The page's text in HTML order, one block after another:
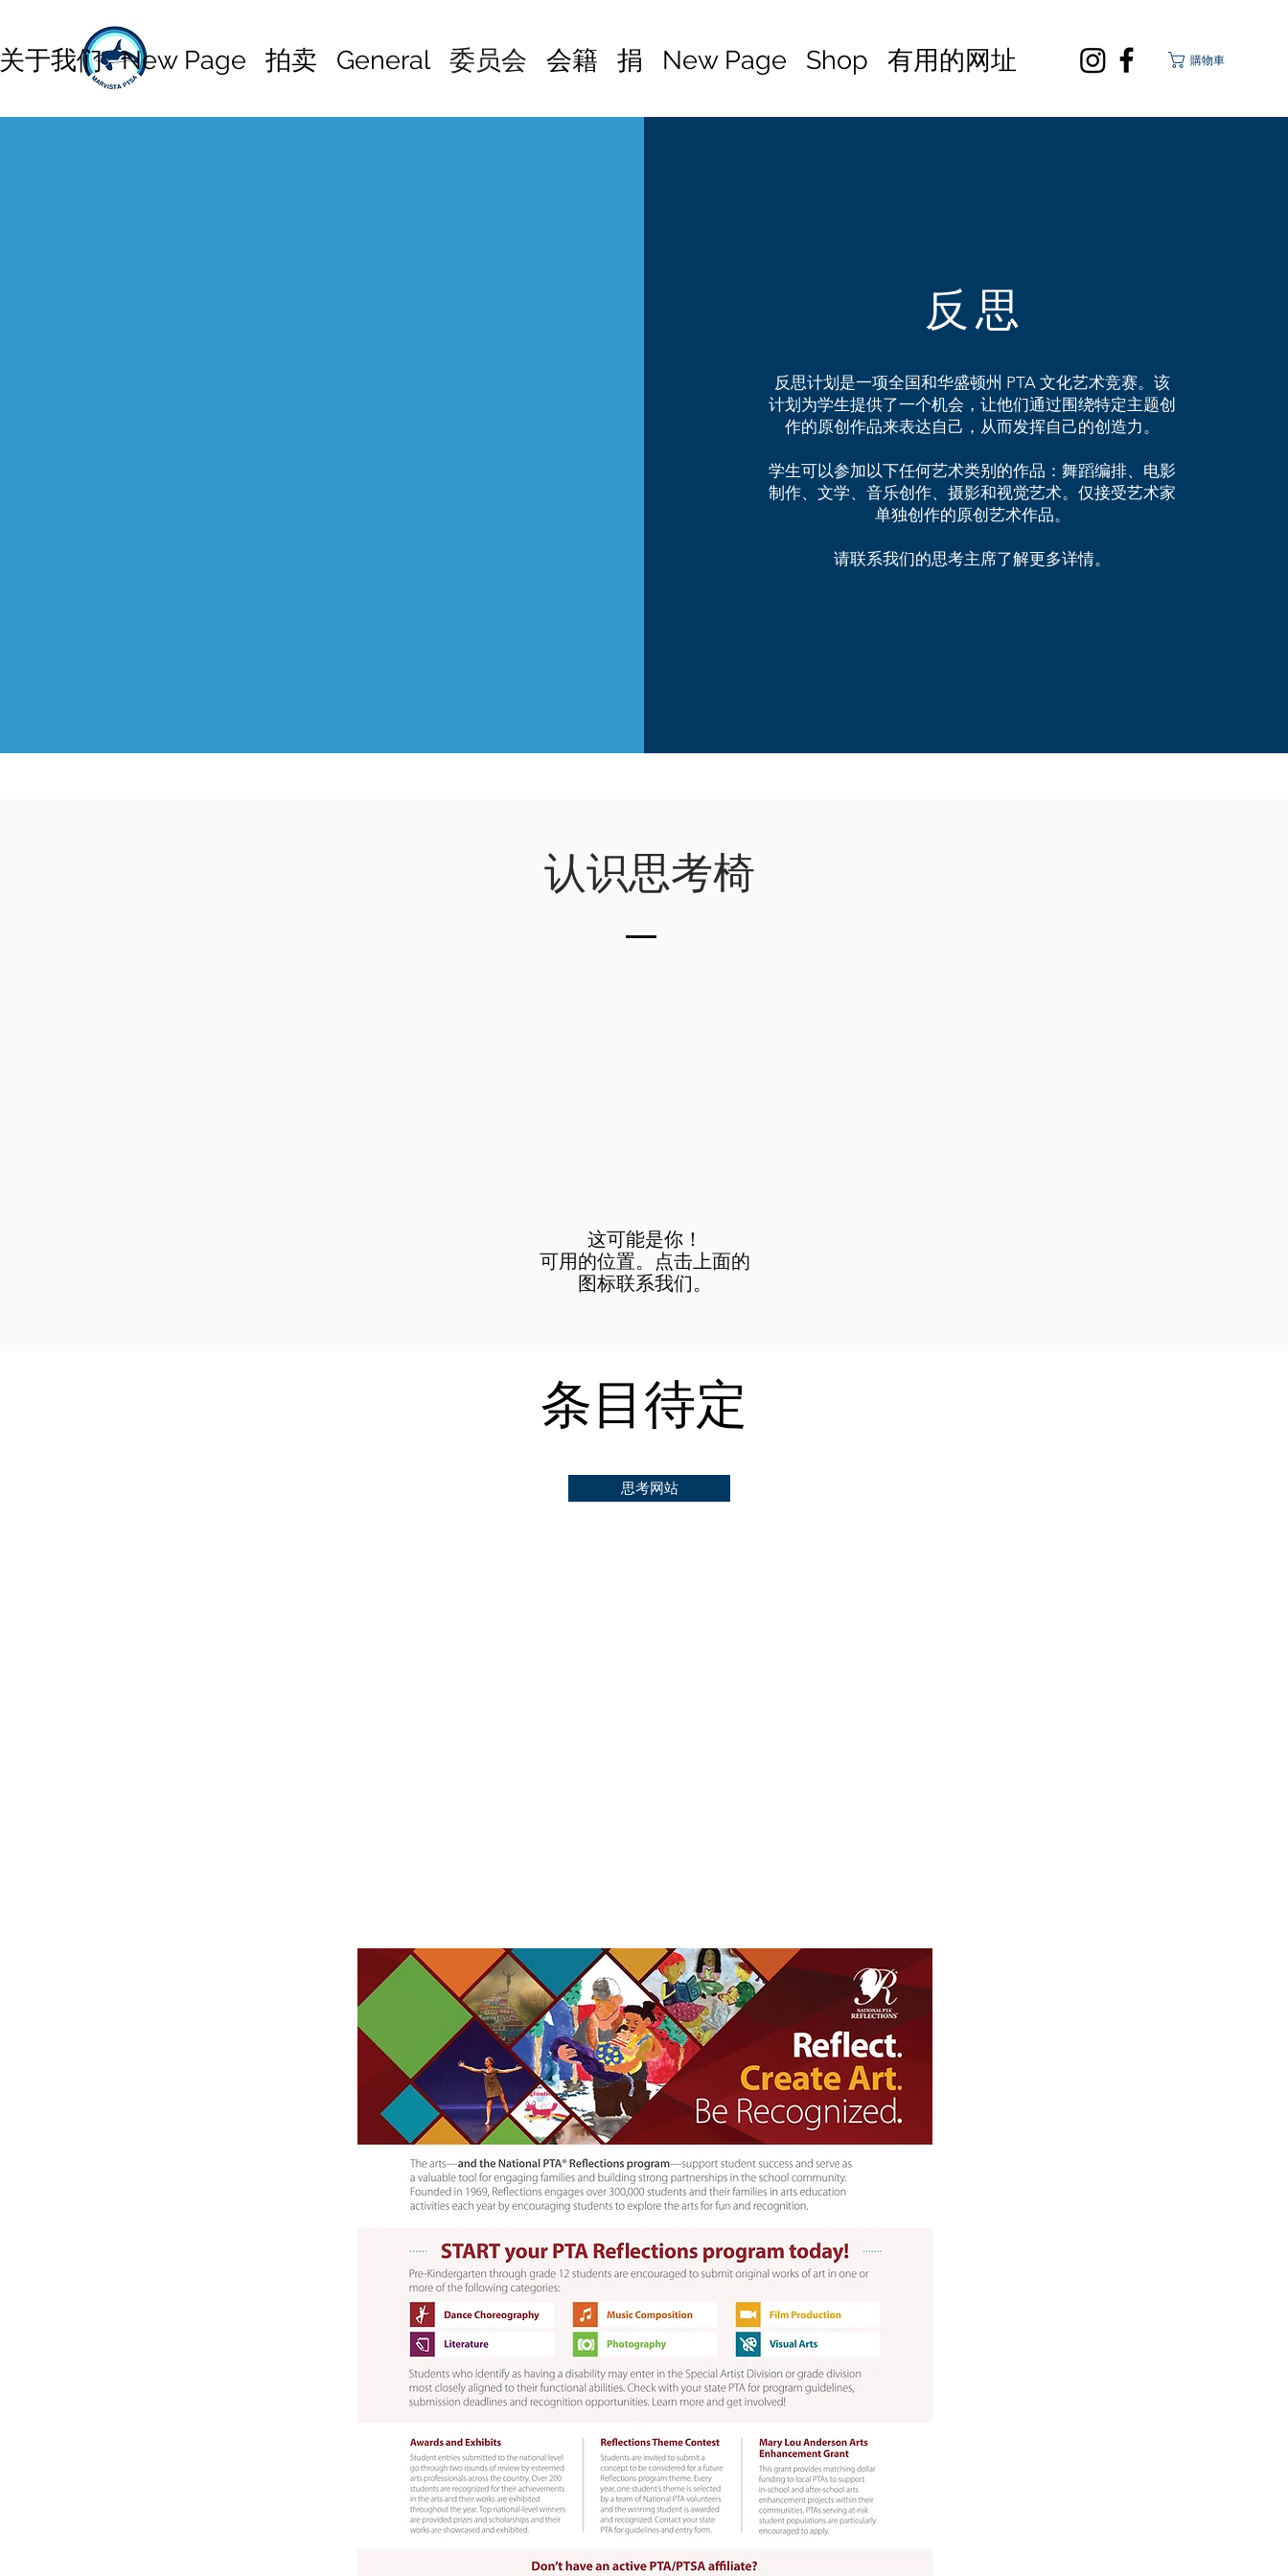
于我们 New Page 拍卖 General 委员会 会籍 捐 New Page Shop 有用的网址 購物車
反思
反思计划是一项全国和华盛顿州 PTA 文化艺术竞赛。该
计划为学生提供了一个机会，让他们通过围绕特定主题创
作的原创作品来表达自己，从而发挥自己的创造力。
学生可以参加以下任何艺术类别的作品：舞蹈编排、电影
制作、文学、音乐创作、摄影和视觉艺术。仅接受艺术家
单独创作的原创艺术作品。
请联系我们的思考主席了解更多详情。
认识思考椅
这可能是你！
可用的位置。点击上面的
图标联系我们。
条目待定
思考网站
思考网站